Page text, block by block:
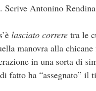
Antonino
lasciato correre tra le
manovra alla
in una sorta di
fatto ha “assegnato” il